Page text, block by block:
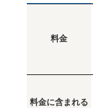
料金
料金に含まれる